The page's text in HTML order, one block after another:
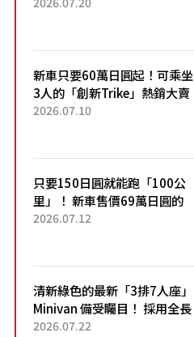
新車只要60萬日圓起！可乘坐
3人的「創新Trike」熱銷大賣
成為人氣車款！「養車成本真
2026.07.10
只要150日圓就能跑「100公
里」！ 新車售價69萬日圓的
「3人座」Trike大受歡迎！ 順
2026.07.12
清新綠色的最新「3排7人座」
Minivan 備受矚目！ 採用全長
4.7公尺剛剛好的車身尺寸與
2026.07.22